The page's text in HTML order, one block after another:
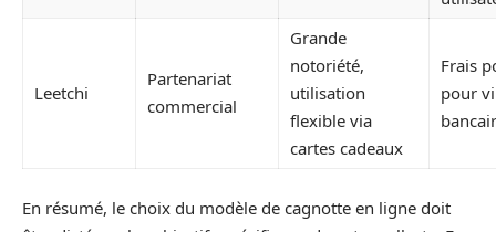
Leetchi
Partenariat
commercial
Grande
notoriété,
utilisation
flexible via
cartes cadeaux
Frais
pour
En résumé, le choix du modèle de cagnotte en ligne doit